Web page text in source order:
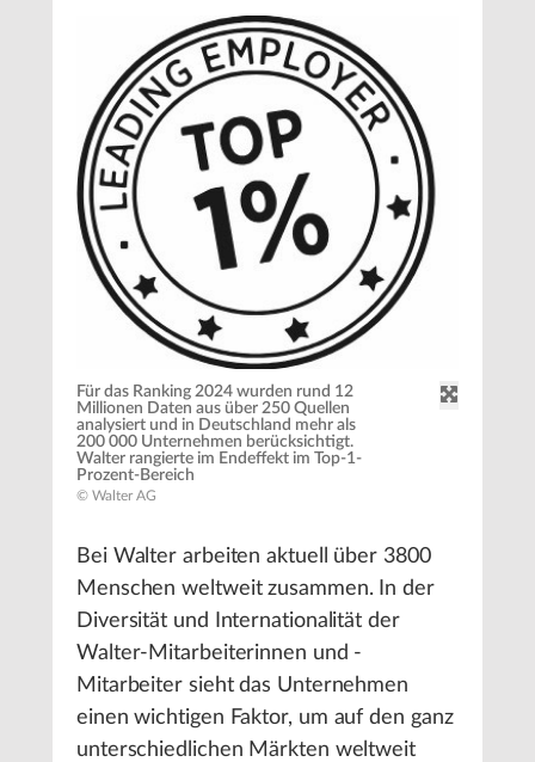
Für das Ranking 2024 wurden rund 12
Millionen Daten aus über 250 Quellen
analysiert und in Deutschland mehr als
200 000 Unternehmen berücksichtigt.
Walter rangierte im Endeffekt im Top-1-
Prozent-Bereich
© Walter AG
Bei Walter arbeiten aktuell über 3800
Menschen weltweit zusammen. In der
Diversität und Internationalität der
Walter-Mitarbeiterinnen und -
Mitarbeiter sieht das Unternehmen
einen wichtigen Faktor, um auf den ganz
unterschiedlichen Märkten weltweit